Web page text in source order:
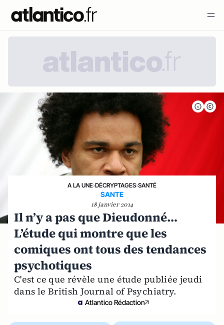
A LA UNE›DÉCRYPTAGES›SANTÉ
SANTE
18 janvier 2014
Il n’y a pas que Dieudonné…
L’étude qui montre que les
comiques ont tous des tendances
psychotiques
C'est ce que révèle une étude publiée jeudi
dans le British Journal of Psychiatry.
Atlantico Rédaction